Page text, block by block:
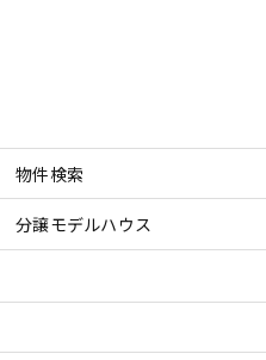
物件検索
分譲モデルハウス